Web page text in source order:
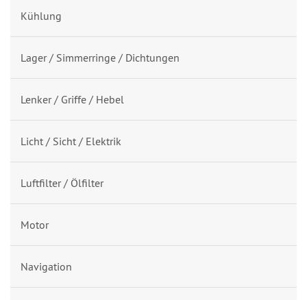
Kühlung
Lager / Simmerringe / Dichtungen
Lenker / Griffe / Hebel
Licht / Sicht / Elektrik
Luftfilter / Ölfilter
Motor
Navigation